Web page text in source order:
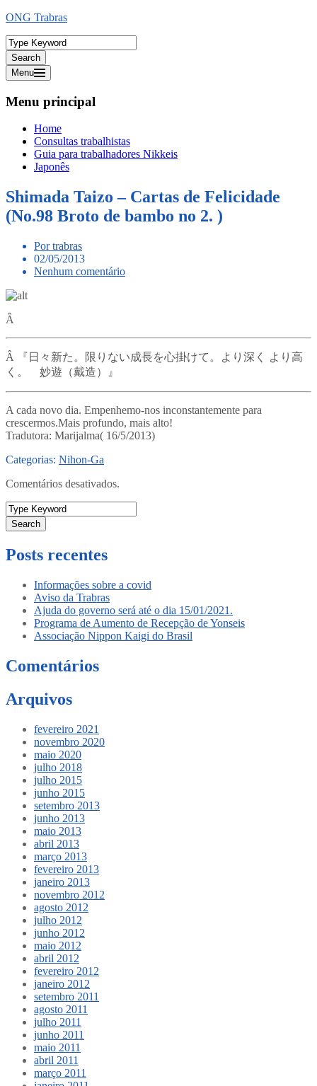
Ir
o
conteúdo
ONG Trabras
Search
Menu
Menu principal
Home
Consultas trabalhistas
Guia para trabalhadores Nikkeis
Japonês
Shimada Taizo – Cartas de Felicidade
(No.98 Broto de bambo no 2. )
Por trabras
02/05/2013
Nenhum comentário
Â
Â
『日々新た。限りない成長を心掛けて。より深く より高
く。 妙遊（戴造）』
A cada novo dia. Empenhemo-nos inconstantemente para
crescermos.Mais profundo, mais alto!
Tradutora: Marijalma( 16/5/2013)
Categorias: Nihon-Ga
Comentários desativados.
Search
Posts recentes
Informações sobre a covid
Aviso da Trabras
Ajuda do governo será até o dia 15/01/2021.
Programa de Aumento de Recepção de Yonseis
Associação Nippon Kaigi do Brasil
Comentários
Arquivos
fevereiro 2021
novembro 2020
maio 2020
julho 2018
julho 2015
junho 2015
setembro 2013
junho 2013
maio 2013
abril 2013
março 2013
fevereiro 2013
janeiro 2013
novembro 2012
agosto 2012
julho 2012
junho 2012
maio 2012
abril 2012
fevereiro 2012
janeiro 2012
setembro 2011
agosto 2011
julho 2011
junho 2011
maio 2011
abril 2011
março 2011